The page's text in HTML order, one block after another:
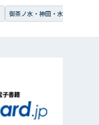
御茶ノ水・神田・水道橋・飯田橋